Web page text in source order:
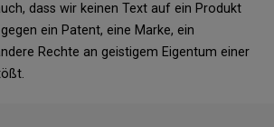
dass wir keinen Text auf ein Produkt
ein Patent, eine Marke, ein
Rechte an geistigem Eigentum einer